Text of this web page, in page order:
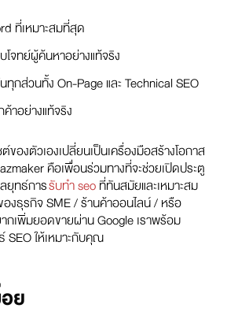
ที่เหมาะสมที่สุด
โจทย์ผู้ค้นหาอย่างแท้จริง
ทุกส่วนทั้ง On-Page และ Technical SEO
ค้าอย่างแท้จริง
ของตัวเองเปลี่ยนเป็นเครื่องมือสร้างโอกาส
คือเพื่อนร่วมทางที่จะช่วยเปิดประตู
ยุทธ์การรับทำ seoที่ทันสมัยและเหมาะสม
องธุรกิจ SME / ร้านค้าออนไลน์ / หรือ
กเพิ่มยอดขายผ่าน Google เราพร้อม
SEO ให้เหมาะกับคุณ
ย